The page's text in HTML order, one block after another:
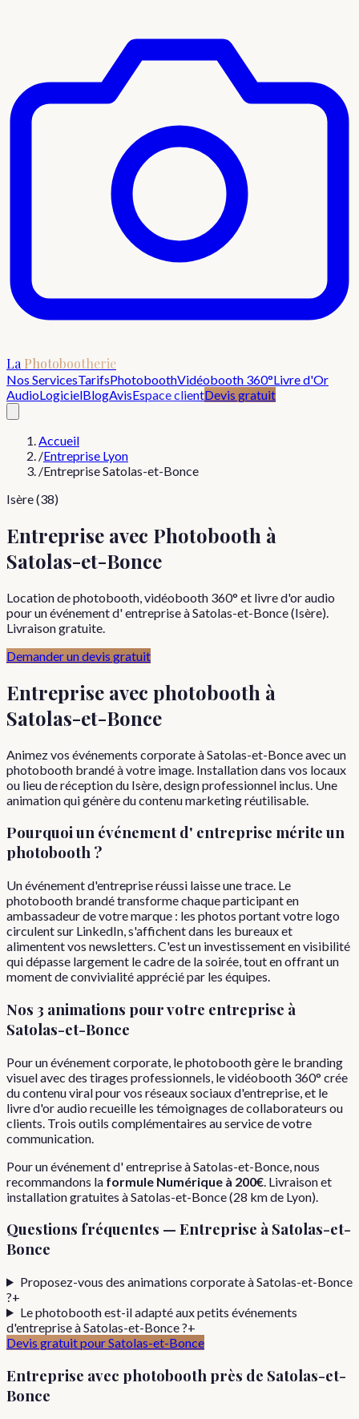
La Photobootherie
Nos ServicesTarifsPhotoboothVidéobooth 360°Livre d'Or
AudioLogicielBlogAvisEspace clientDevis gratuit
Accueil
/Entreprise Lyon
/Entreprise Satolas-et-Bonce
Isère (38)
Entreprise avec Photobooth à
Satolas-et-Bonce
Location de photobooth, vidéobooth 360° et livre d'or audio
pour un événement d' entreprise à Satolas-et-Bonce (Isère).
Livraison gratuite.
Demander un devis gratuit
Entreprise avec photobooth à
Satolas-et-Bonce
Animez vos événements corporate à Satolas-et-Bonce avec un
photobooth brandé à votre image. Installation dans vos locaux
ou lieu de réception du Isère, design professionnel inclus. Une
animation qui génère du contenu marketing réutilisable.
Pourquoiun événement d' entreprise mérite un
photobooth ?
Un événement d'entreprise réussi laisse une trace. Le
photobooth brandé transforme chaque participant en
ambassadeur de votre marque : les photos portant votre logo
circulent sur LinkedIn, s'affichent dans les bureaux et
alimentent vos newsletters. C'est un investissement en visibilité
qui dépasse largement le cadre de la soirée, tout en offrant un
moment de convivialité apprécié par les équipes.
Nos 3 animations pour votre entreprise à
Satolas-et-Bonce
Pour un événement corporate, le photobooth gère le branding
visuel avec des tirages professionnels, le vidéobooth 360° crée
du contenu viral pour vos réseaux sociaux d'entreprise, et le
livre d'or audio recueille les témoignages de collaborateurs ou
clients. Trois outils complémentaires au service de votre
communication.
Pourun événement d'entrepriseàSatolas-et-Bonce , nous
recommandons la formule Numérique à 200€ . Livraison et
installation gratuites àSatolas-et-Bonce(28 km de Lyon).
Questions fréquentes — Entreprise à Satolas-et-
Bonce
Proposez-vous des animations corporate à Satolas-et-Bonce
?+
Le photobooth est-il adapté aux petits événements
d'entreprise à Satolas-et-Bonce ?+
Devis gratuit pourSatolas-et-Bonce
Entreprise avec photobooth près de Satolas-et-
Bonce